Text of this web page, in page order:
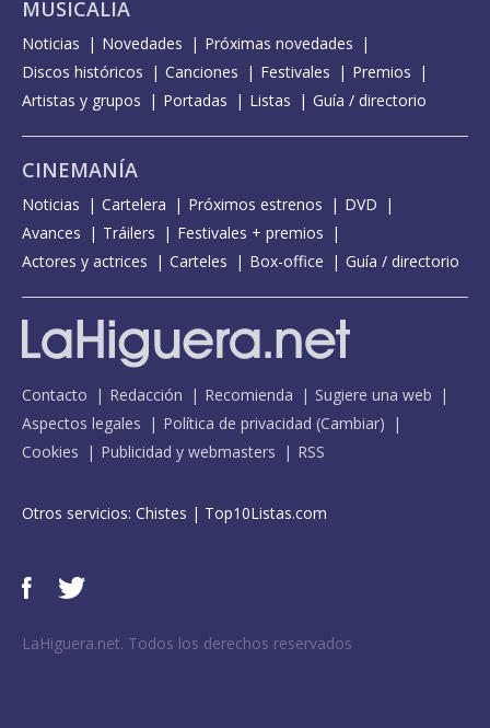
MUSICALIA
Noticias Novedades
Próximas novedades
Discos históricos
Canciones Festivales
Premios
Artistas y grupos
Portadas Listas Guía / directorio
CINEMANÍA
Noticias Cartelera Próximos estrenos
DVD
Avances
Tráilers
Festivales + premios
Actores y actrices
Carteles Box-office Guía / directorio
Contacto Redacción Recomienda
Sugiere una web
Aspectos legales
Política de privacidad (Cambiar)
Cookies
Publicidad y webmasters RSS
Otros servicios: Chistes | Top10Listas.com
LaHiguera.net. Todos los derechos reservados